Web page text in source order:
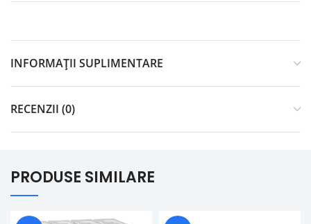
INFORMAȚII SUPLIMENTARE
RECENZII (0)
PRODUSE SIMILARE